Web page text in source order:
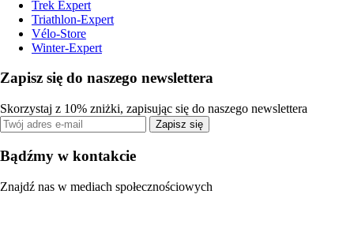
Trek Expert
Triathlon-Expert
Vélo-Store
Winter-Expert
Zapisz się do naszego newslettera
Skorzystaj z 10% zniżki, zapisując się do naszego newslettera
Zapisz się
Bądźmy w kontakcie
Znajdź nas w mediach społecznościowych